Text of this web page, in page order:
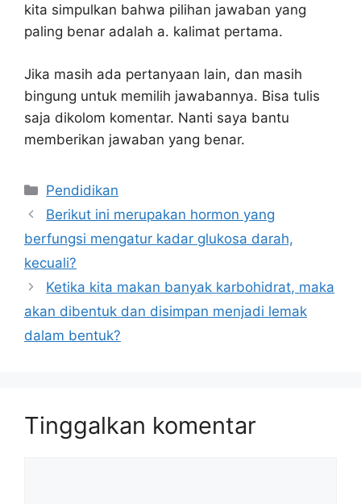
kita simpulkan bahwa pilihan jawaban yang
paling benar adalah a. kalimat pertama.
Jika masih ada pertanyaan lain, dan masih
bingung untuk memilih jawabannya. Bisa tulis
saja dikolom komentar. Nanti saya bantu
memberikan jawaban yang benar.
Kategori
Pendidikan
Berikut ini merupakan hormon yang
berfungsi mengatur kadar glukosa darah,
kecuali?
Ketika kita makan banyak karbohidrat, maka
akan dibentuk dan disimpan menjadi lemak
dalam bentuk?
Tinggalkan komentar